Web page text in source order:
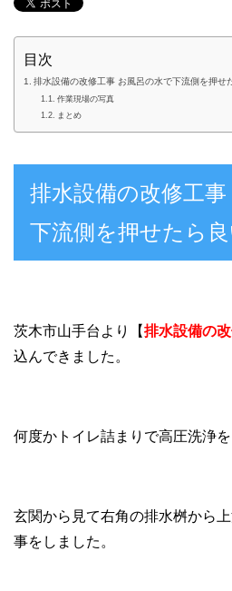
目次
排水設備の改修工事 お風呂の水で下流側を押せ
作業現場の写真
まとめ
排水設備の改修工
下流側を押せたら
茨木市山手台より【排水設備の
込んできました。
何度かトイレ詰まりで高圧洗浄
玄関から見て右角の排水桝から
事をしました。